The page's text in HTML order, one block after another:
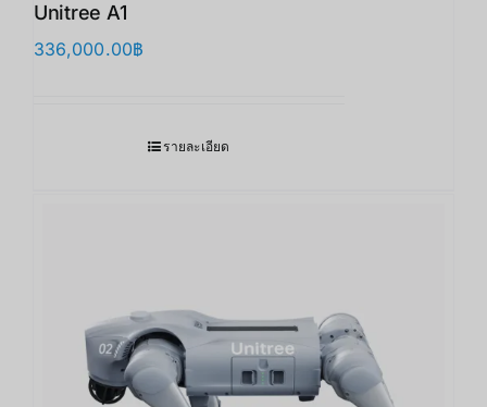
Unitree A1
336,000.00฿
รายละเอียด